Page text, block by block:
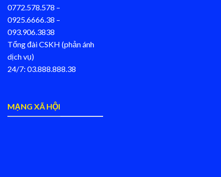
0772.578.578 –
0925.6666.38 –
093.906.3838
Tổng đài CSKH (phản ánh
dịch vụ)
24/7: 03.888.888.38
MẠNG XÃ HỘI